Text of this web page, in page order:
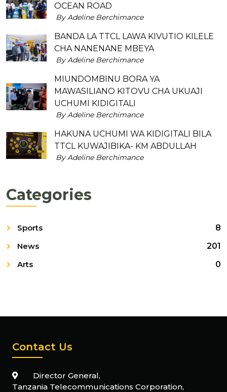
OCEAN ROAD
By Adeline Berchimance
BANDA LA TTCL LAWA KIVUTIO KILELE
CHA NANENANE MBEYA
By Adeline Berchimance
MIUNDOMBINU BORA YA
MAWASILIANO KITOVU CHA UKUAJI
UCHUMI KIDIGITALI
By Adeline Berchimance
HAKUNA UCHUMI WA KIDIGITALI BILA
TTCL KUWAJIBIKA- KM ABDULLAH
By Adeline Berchimance
Categories
Sports
8
News
201
Arts
0
Contact Us
Director General,
Tanzania Telecommunications Corporation,